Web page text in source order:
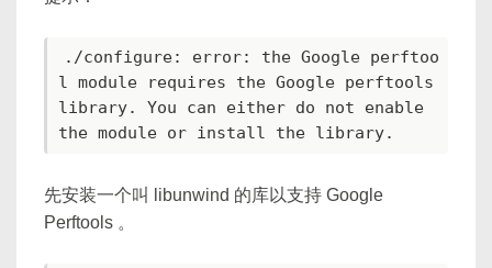
./configure: error: the Google perftoo
l module requires the Google perftools
library. You can either do not enable
先安装一个叫 libunwind 的库以支持 Google
Perftools 。